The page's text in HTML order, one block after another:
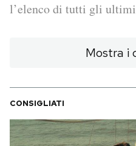
PODCAST
NEWSLETTER
I MIEI PREFERITI
SHOP
l’elenco di tutti gli
Mostra i
CONSIGLIATI